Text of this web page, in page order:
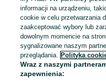
KATEGORIA
ID:783255115
Zadzwoń / SMS
informacji na urządzeniu,
cookie w celu przetwarzania
zaakceptować wybory lub
dowolnym momencie na
sygnalizowane naszym
przeglądania. Polityka
Wraz z naszymi
zapewnienia: